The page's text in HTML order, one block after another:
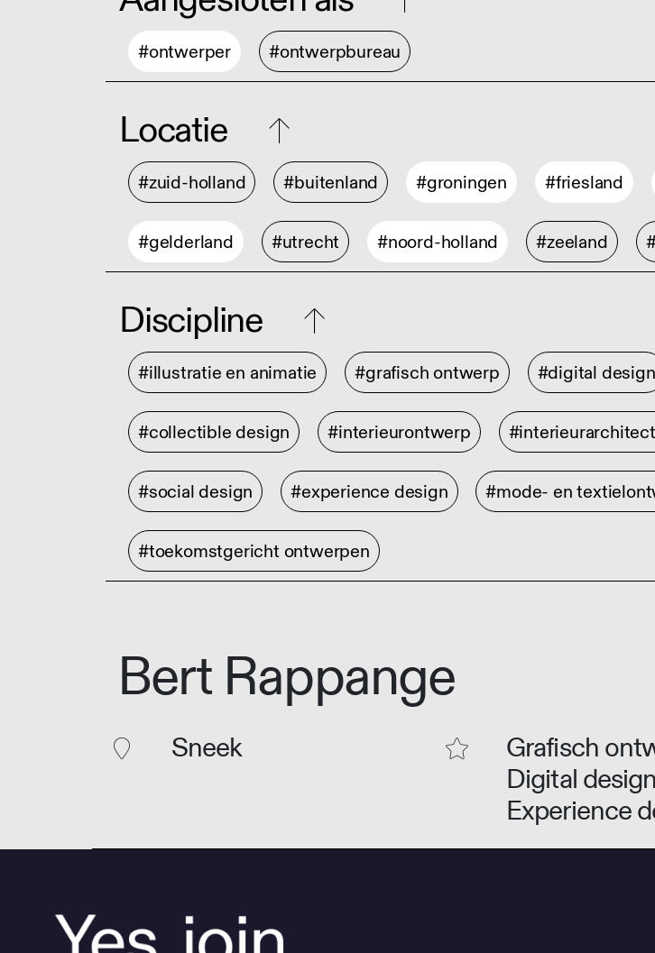
#ontwerper #ontwerpbureau
Locatie
#zuid-holland #buitenland #groningen #friesland
#gelderland #utrecht #noord-holland #zeeland
Discipline
#illustratie en animatie #grafisch ontwerp #digital design
#collectible design #interieurontwerp
#social design #experience design #mode- en
#toekomstgericht ontwerpen
Bert Rappange
Sneek
Grafisch
Digital
Experience